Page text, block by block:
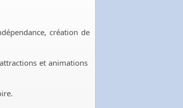
création de
et animations